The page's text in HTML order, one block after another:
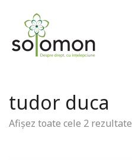
tudor duca
Afișez toate cele 2 rezultate